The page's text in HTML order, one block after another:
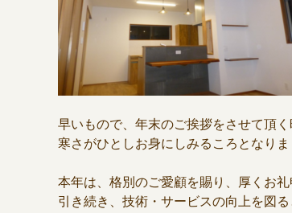
早いもので、年末のご挨拶をさせて頂く
寒さがひとしお身にしみるころとなり
本年は、格別のご愛顧を賜り、厚くお礼
引き続き、技術・サービスの向上を図る